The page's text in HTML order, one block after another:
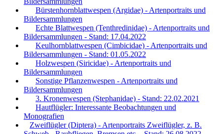
Bürstenhornblattwespen (Argidae) - Artenportraits und
Bildersammlungen
Echte Blattwespen (Tenthredinidae) - Artenportraits und
Bildersammlungen - Stand: 17.04.2022
Keulhornblattwespen (Cimbicidae) - Artenportraits und
Bildersammlungen - Stand: 01.05.2022
Holzwespen (Siricidae) - Artenportraits und
Bildersammlungen
Sonstige Pflanzenwespen - Artenportraits und
Bildersammlungen
3. Kronenwespen (Stephanidae) - Stand: 22.02.2021
Hautflügler: Interessante Beobachtungen und
Monografien
Zweiflügler (Diptera) - Artenportraits Zweiflügler, z. B.